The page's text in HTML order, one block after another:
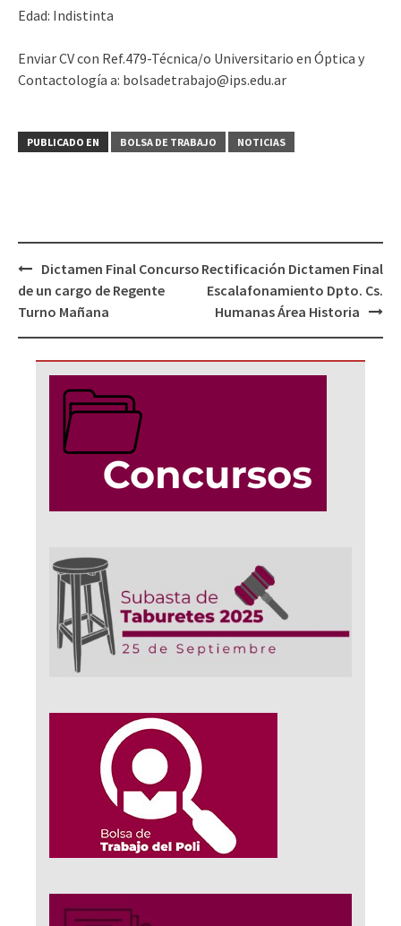
Edad: Indistinta
Enviar CV con Ref.479-Técnica/o Universitario en Óptica y
Contactología a: bolsadetrabajo@ips.edu.ar
PUBLICADO EN BOLSA DE TRABAJO NOTICIAS
Navegación
de
entradas
Dictamen Final Concurso
de un cargo de Regente
Turno Mañana
Rectificación Dictamen Final
Escalafonamiento Dpto. Cs.
Humanas Área Historia